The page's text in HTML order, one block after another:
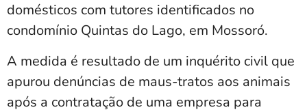
domésticos com tutores identificados no
condomínio Quintas do Lago, em Mossoró.
A medida é resultado de um inquérito civil que
apurou denúncias de maus-tratos aos animais
após a contratação de uma empresa para